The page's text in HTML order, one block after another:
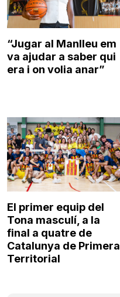
“Jugar al Manlleu em
va ajudar a saber qui
era i on volia anar”
El primer equip del
Tona masculí, a la
final a quatre de
Catalunya de Primera
Territorial